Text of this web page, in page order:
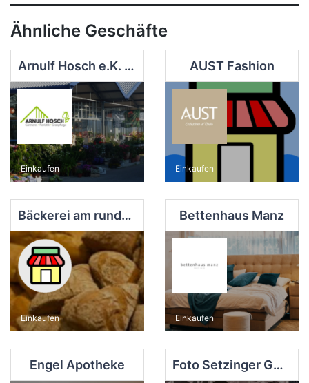
Ähnliche Geschäfte
Arnulf Hosch e.K. Gärtnerei
Einkaufen
AUST Fashion
Einkaufen
Bäckerei am runden Eck
Einkaufen
Bettenhaus Manz
Einkaufen
Engel Apotheke Foto Setzinger GmbH